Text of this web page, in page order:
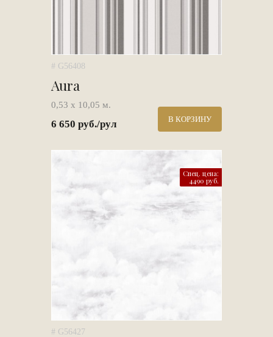
# G56408
Aura
0,53 х 10,05 м.
6 650 руб./рул В КОРЗИНУ
Спец. цена:
4490 руб.
# G56427